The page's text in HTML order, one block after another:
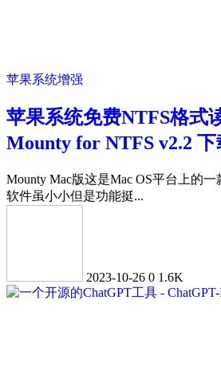
苹果系统增强
苹果系统免费NTFS格式
Mounty for NTFS v2.2 下
Mounty Mac版这是Mac OS平台上的一
软件虽小小但是功能挺...
2023-10-26 0 1.6K